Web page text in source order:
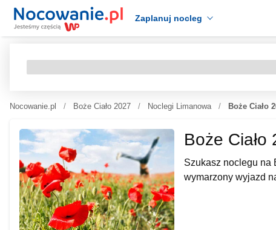
Zaplanuj nocleg
Nocowanie.pl Boże Ciało 2027 Noclegi Limanowa Boże Ciało
Boże
Szukasz noclegu na
wymarzony wyjazd